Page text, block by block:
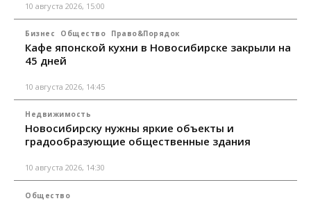
10 августа 2026, 15:00
Бизнес Общество Право&Порядок
Кафе японской кухни в Новосибирске закрыли на
45 дней
10 августа 2026, 14:45
Недвижимость
Новосибирску нужны яркие объекты и
градообразующие общественные здания
10 августа 2026, 14:30
Общество